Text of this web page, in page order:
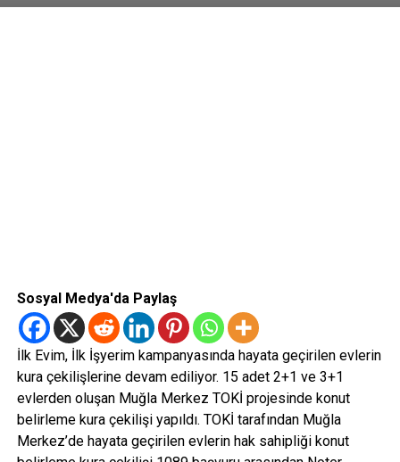
Sosyal Medya'da Paylaş
İlk Evim, İlk İşyerim kampanyasında hayata geçirilen evlerin
kura çekilişlerine devam ediliyor. 15 adet 2+1 ve 3+1
evlerden oluşan Muğla Merkez TOKİ projesinde konut
belirleme kura çekilişi yapıldı. TOKİ tarafından Muğla
Merkez’de hayata geçirilen evlerin hak sahipliği konut